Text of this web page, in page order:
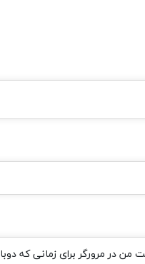
من در مرورگر برای زمانی که